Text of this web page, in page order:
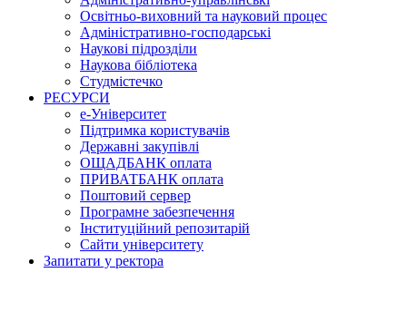
Освітньо-виховний та науковий процес
Адміністративно-господарські
Наукові підрозділи
Наукова бібліотека
Студмістечко
РЕСУРСИ
е-Університет
Підтримка користувачів
Державні закупівлі
ОЩАДБАНК оплата
ПРИВАТБАНК оплата
Поштовий сервер
Програмне забезпечення
Інституційний репозитарій
Сайти університету
Запитати у ректора